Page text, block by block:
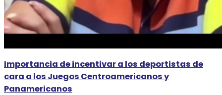
Importancia de incentivar a los deportistas de
cara a los Juegos Centroamericanos y
Panamericanos